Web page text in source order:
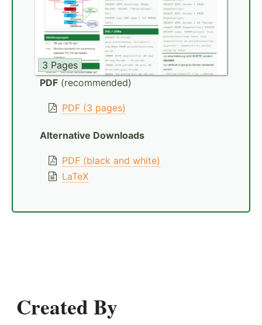
3 Pages
PDF (recommended)
PDF (3 pages)
Alternative Downloads
PDF (black and white)
LaTeX
Created By